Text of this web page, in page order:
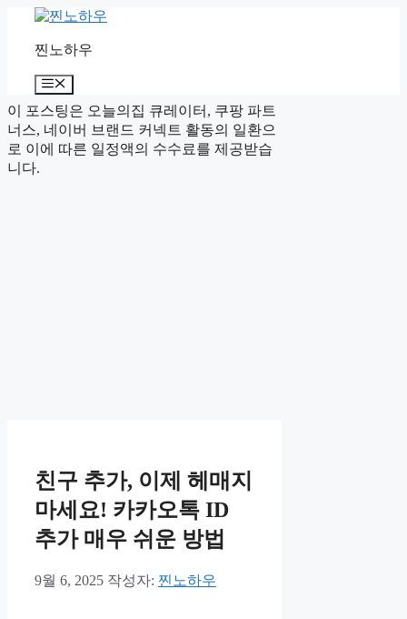
너
뛰
기
찐노하우
메
이 포스팅은 오늘의집 큐레이터, 쿠팡 파트
너스, 네이버 브랜드 커넥트 활동의 일환으
로 이에 따른 일정액의 수수료를 제공받습
니다.
친구 추가, 이제 헤매지
마세요! 카카오톡 ID
추가 매우 쉬운 방법
9월 6, 2025 작성자: 찐노하우